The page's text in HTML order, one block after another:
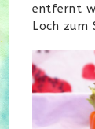
entfernt
Loch zum